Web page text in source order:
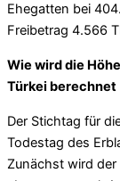
Ehegatten bei
Freibetrag 4.566
Wie wird die
Türkei berechnet
Der Stichtag für
Todestag des
Zunächst wird